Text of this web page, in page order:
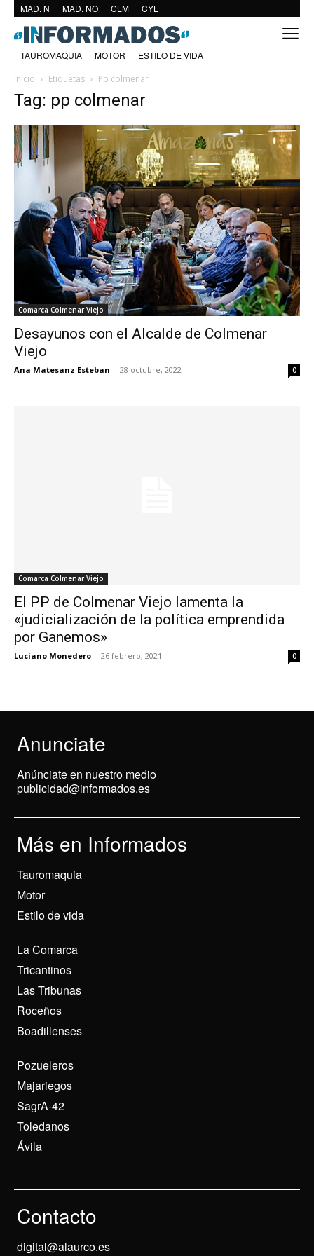
MAD. N MAD. NO CLM CYL
TAUROMAQUIA MOTOR
ESTILO DE VIDA
Inicio
Etiquetas Pp colmenar
Tag: pp colmenar
Comarca Colmenar Viejo
Desayunos con el Alcalde de Colmenar
Viejo
Ana Matesanz Esteban - 28 octubre, 2022 0
Comarca Colmenar Viejo
El PP de Colmenar Viejo lamenta la
«judicialización de la política emprendida
por Ganemos»
Luciano Monedero - 26 febrero, 2021 0
Anunciate
Anúnciate en nuestro medio
publicidad@informados.es
Más en Informados
Tauromaquia
Motor
Estilo de vida
La Comarca
Tricantinos
Las Tribunas
Roceños
Boadillenses
Pozueleros
Majariegos
SagrA-42
Toledanos
Ávila
Contacto
digital@alaurco.es